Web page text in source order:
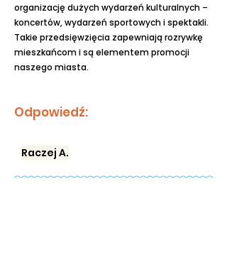
organizację dużych wydarzeń kulturalnych –
koncertów, wydarzeń sportowych i spektakli.
Takie przedsięwzięcia zapewniają rozrywkę
mieszkańcom i są elementem promocji
naszego miasta.
Odpowiedź:
Raczej A.